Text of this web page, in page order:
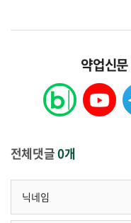
약업신
전체댓글0개